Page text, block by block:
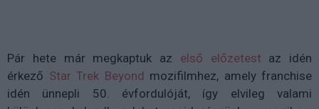
Pár hete már megkaptuk az első előzetest az idén
érkező Star Trek Beyond mozifilmhez, amely franchise
idén ünnepli 50. évfordulóját, így elvileg valami